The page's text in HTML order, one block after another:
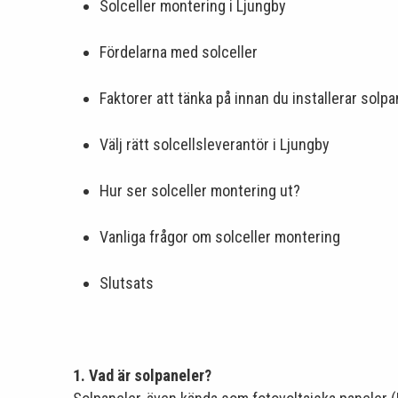
Solceller montering i Ljungby
Fördelarna med solceller
Faktorer att tänka på innan du installerar
Välj rätt solcellsleverantör i Ljungby
Hur ser solceller montering ut?
Vanliga frågor om solceller montering
Slutsats
1. Vad är solpaneler?